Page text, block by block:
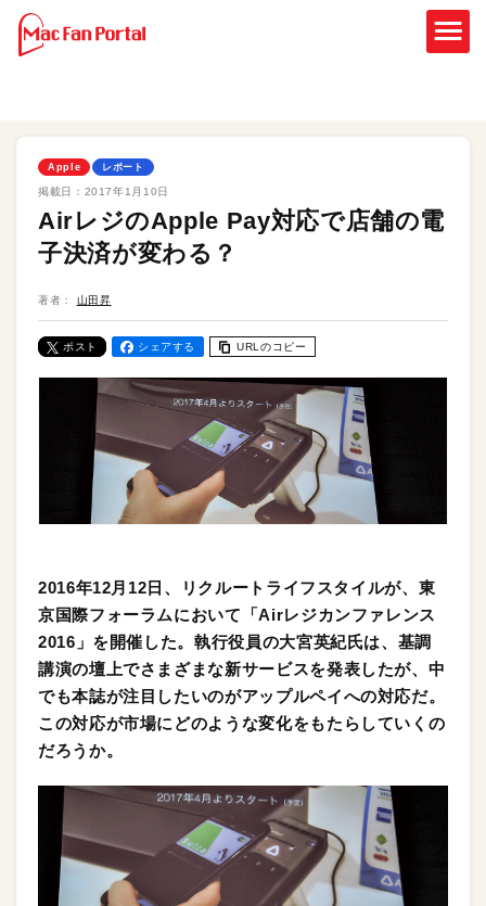
Apple レポート
掲載日： 2017年1月10日
AirレジのApple Pay対応で店舗の電
子決済が変わる？
著者： 山田昇
ポスト シェアする URLのコピー
2016年12月12日、リクルートライフスタイルが、東
京国際フォーラムにおいて「Airレジカンファレンス
2016」を開催した。執行役員の大宮英紀氏は、基調
講演の壇上でさまざまな新サービスを発表したが、中
でも本誌が注目したいのがアップルペイへの対応だ。
この対応が市場にどのような変化をもたらしていくの
だろうか。